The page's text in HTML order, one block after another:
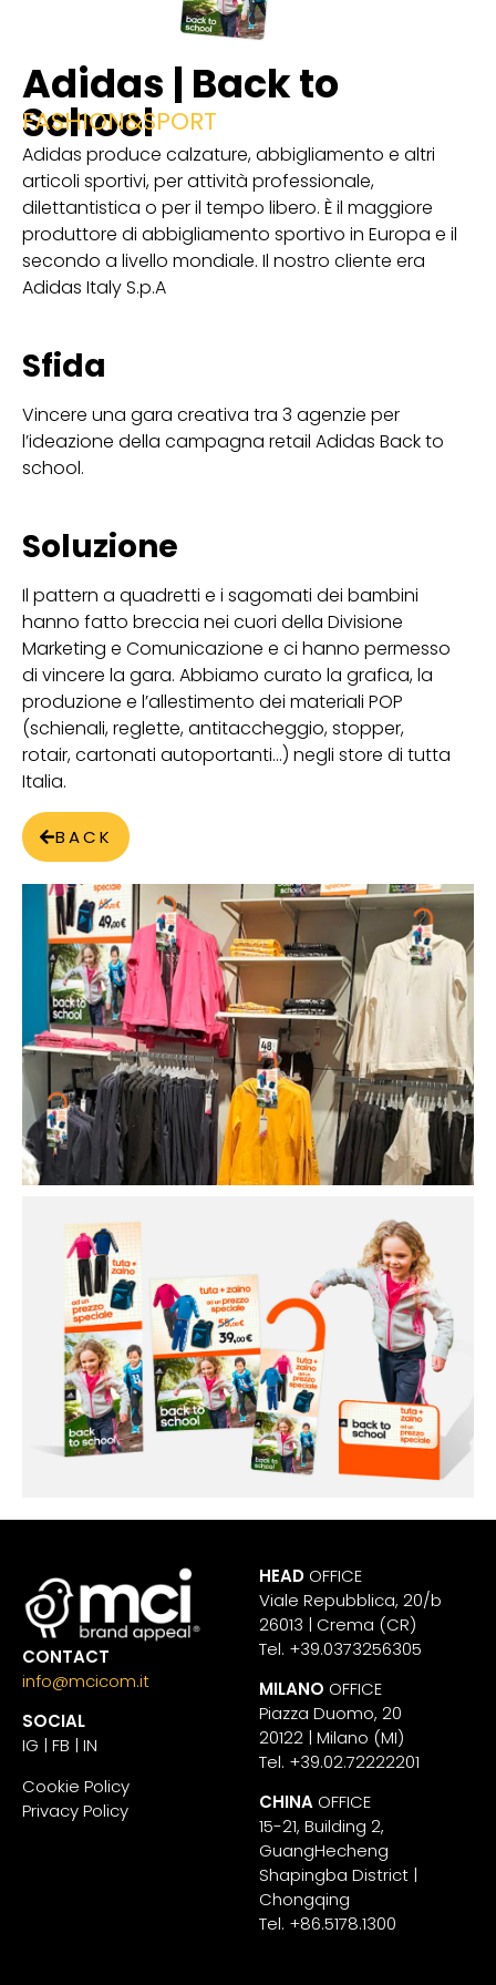
Adidas | Back to
School
FASHION&SPORT
Adidas produce calzature, abbigliamento e altri
articoli sportivi, per attività professionale,
dilettantistica o per il tempo libero. È il maggiore
produttore di abbigliamento sportivo in Europa e il
secondo a livello mondiale. Il nostro cliente era
Adidas Italy S.p.A
Sfida
Vincere una gara creativa tra 3 agenzie per
l’ideazione della campagna retail Adidas Back to
school.
Soluzione
Il pattern a quadretti e i sagomati dei bambini
hanno fatto breccia nei cuori della Divisione
Marketing e Comunicazione e ci hanno permesso
di vincere la gara. Abbiamo curato la grafica, la
produzione e l’allestimento dei materiali POP
(schienali, reglette, antitaccheggio, stopper,
rotair, cartonati autoportanti…) negli store di tutta
Italia.
BACK
CONTACT
info@mcicom.it
SOCIAL
IG | FB | IN
Cookie Policy
Privacy Policy
HEAD OFFICE
Viale Repubblica, 20/b
26013 | Crema (CR)
Tel. +39.0373256305
MILANO OFFICE
Piazza Duomo, 20
20122 | Milano (MI)
Tel. +39.02.72222201
CHINA OFFICE
15-21, Building 2,
GuangHecheng
Shapingba District |
Chongqing
Tel. +86.5178.1300